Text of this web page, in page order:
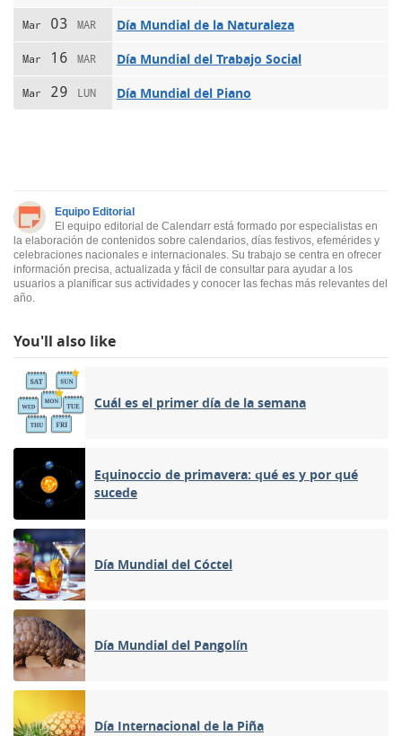
Mar 03 MAR Día Mundial de la Naturaleza
Mar 16 MAR Día Mundial del Trabajo Social
Mar 29 LUN Día Mundial del Piano
Equipo Editorial
El equipo editorial de Calendarr está formado por especialistas en
la elaboración de contenidos sobre calendarios, días festivos, efemérides y
celebraciones nacionales e internacionales. Su trabajo se centra en ofrecer
información precisa, actualizada y fácil de consultar para ayudar a los
usuarios a planificar sus actividades y conocer las fechas más relevantes del
año.
You'll also like
Cuál es el primer día de la semana
Equinoccio de primavera: qué es y por qué
sucede
Día Mundial del Cóctel
Día Mundial del Pangolín
Día Internacional de la Piña